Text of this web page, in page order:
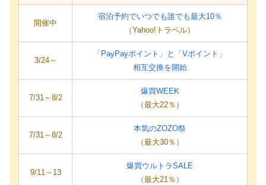
開催中
宿泊予約でいつでも誰でも最大10％
（Yahoo!トラベル）
3/24～
「PayPayポイント」と「Vポイント」
相互交換を開始
7/31～8/2
爆買WEEK
（最大22％）
7/31～8/2
本気のZOZO祭
（最大30％）
9/11～13
爆買ウルトラSALE
（最大21％）